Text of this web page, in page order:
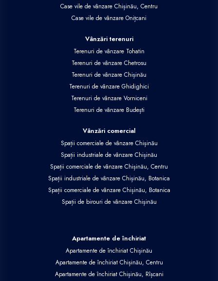
Case vile de vânzare Chișinău, Centru
Case vile de vânzare Onițcani
Vânzări terenuri
Terenuri de vânzare Tohatin
Terenuri de vânzare Chetrosu
Terenuri de vânzare Chișinău
Terenuri de vânzare Ghidighici
Terenuri de vânzare Vorniceni
Terenuri de vânzare Budești
Vânzări comercial
Spații comerciale de vânzare Chișinău
Spații industriale de vânzare Chișinău
Spații comerciale de vânzare Chișinău, Centru
Spații industriale de vânzare Chișinău, Botanica
Spații comerciale de vânzare Chișinău, Botanica
Spații de birouri de vânzare Chișinău
Apartamente de închiriat
Apartamente de închiriat Chișinău
Apartamente de închiriat Chișinău, Centru
Apartamente de închiriat Chișinău, Rîșcani